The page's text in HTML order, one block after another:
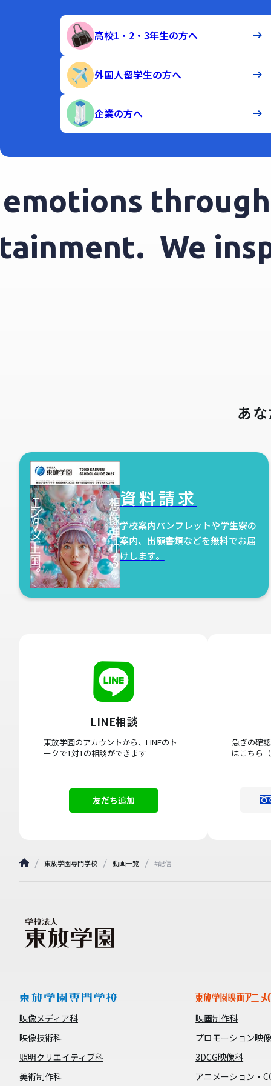
高校1・2・3年生の方へ
外国人留学生の方へ
企業の方へ
through
We
あ
資料請求
学校案内パンフレットや学生寮の
案内、出願書類などを無料でお届
けします。
LINE相談
東放学園のアカウントから、LINEのト
ークで1対1の相談ができます
友だち追加
急ぎの確
はこちら
東放学園専門学校 動画一覧 #配信
映像メディア科
映像技術科
照明クリエイティブ科
美術制作科
映画制作科
プロモーション映
3DCG映像科
アニメーション・